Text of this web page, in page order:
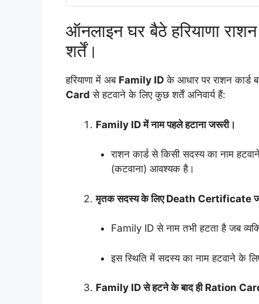
ऑनलाइन घर बैठे हरियाणा
शर्तें।
हरियाणा में अब Family ID के आधार पर राशन कार्ड
Card से हटवाने के लिए कुछ शर्तें अनिवार्य हैं:
Family ID में नाम पहले हटाना जरूरी।
राशन कार्ड से किसी सदस्य का नाम
(कटवाना) आवश्यक है।
मृतक सदस्य के लिए Death Certificate
Family ID से नाम तभी हटता है जब
इस स्थिति में सदस्य का नाम हटवाने के
Family ID से हटने के बाद ही Ration